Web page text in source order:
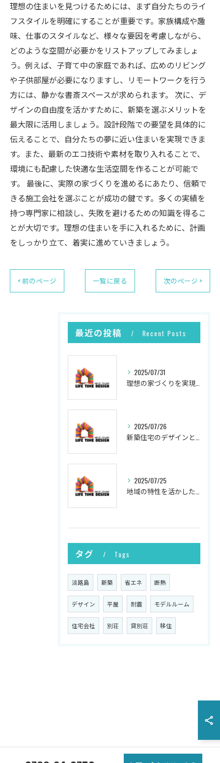
理想の住まいを見つけるためには、まず自分たちのライ
フスタイルを明確にすることが重要です。家族構成や趣
味、仕事のスタイルなど、様々な要因を考慮しながら、
どのような空間が必要かをリストアップしてみましょ
う。例えば、子育て中の家庭であれば、広めのリビング
や子供部屋が必要になりますし、リモートワークを行う
方には、静かな書斎スペースが求められます。 次に、デ
ザインの自由度を活かすために、新築を選ぶメリットを
最大限に活用しましょう。設計段階での要望を具体的に
伝えることで、自分たちの夢に近い住まいを実現できま
す。また、最新のエコ技術や素材を取り入れることで、
環境にも配慮した快適な生活空間を作ることが可能で
す。 最後に、実際の家づくりを進めるにあたり、信頼で
きる施工会社を選ぶことが成功の鍵です。多くの実績を
持つ専門家に相談し、失敗を避けるための知識を得るこ
とが大切です。理想の住まいを手に入れるために、計画
をしっかり立て、着実に進めていきましょう。
< 前のページ 一覧に戻る 次のページ >
最近の投稿 Recent Posts
2025/07/31
2025/07/26
2025/07/25
タグ Tags
淡路島 新築 省エネ 断熱
デザイン 平屋 耐震 モデルルーム
住宅会社 別荘 貸別荘 移住